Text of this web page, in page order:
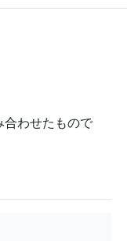
合わせたもので